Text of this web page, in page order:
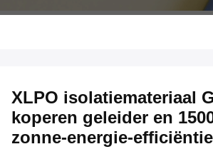
XLPO isolatiemateriaal
koperen geleider en
zonne-energie-efficiëntie